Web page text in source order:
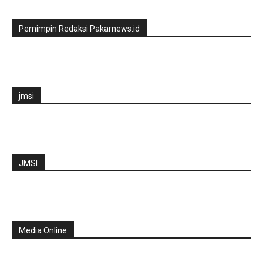
Pemimpin Redaksi Pakarnews.id
jmsi
JMSI
Media Online